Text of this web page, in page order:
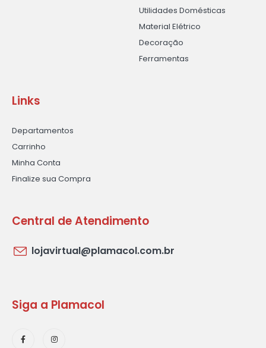
Utilidades Domésticas
Material Elétrico
Decoração
Ferramentas
Links
Departamentos
Carrinho
Minha Conta
Finalize sua Compra
Central de Atendimento
lojavirtual@plamacol.com.br
Siga a Plamacol